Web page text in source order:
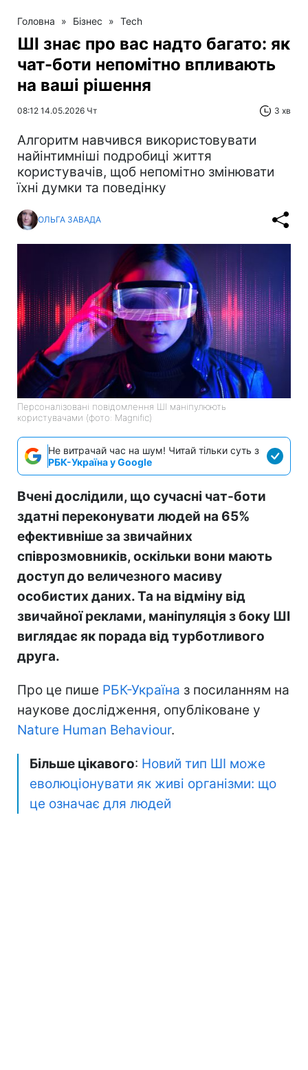
Головна » Бізнес » Tech
ШІ знає про вас надто багато: як
чат-боти непомітно впливають
на ваші рішення
08:12 14.05.2026 Чт 3 хв
Алгоритм навчився використовувати
найінтимніші подробиці життя
користувачів, щоб непомітно змінювати
їхні думки та поведінку
ОЛЬГА ЗАВАДА
Персоналізовані повідомлення ШІ маніпулюють
користувачами (фото: Magnific)
Не витрачай час на шум! Читай тільки суть з
РБК-Україна у Google
Вчені дослідили, що сучасні чат-боти
здатні переконувати людей на 65%
ефективніше за звичайних
співрозмовників, оскільки вони мають
доступ до величезного масиву
особистих даних. Та на відміну від
звичайної реклами, маніпуляція з боку ШІ
виглядає як порада від турботливого
друга.
Про це пише РБК-Україна з посиланням на
наукове дослідження, опубліковане у
Nature Human Behaviour.
Більше цікавого: Новий тип ШІ може
еволюціонувати як живі організми: що
це означає для людей